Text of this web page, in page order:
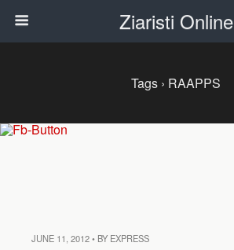
Ziaristi Online
Tags › RAAPPS
JUNE 11, 2012 • BY EXPRESS